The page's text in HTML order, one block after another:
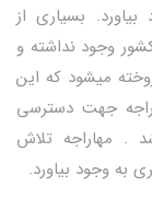
بسیاری از
وجود نداشته و
میشود که این
جهت دسترسی
. مهاراجه تلاش
به وجود بیاورد.